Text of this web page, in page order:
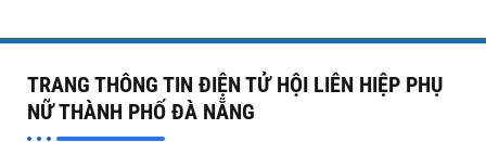
TRANG THÔNG TIN ĐIỆN TỬ HỘI LIÊN HIỆP PHỤ
NỮ THÀNH PHỐ ĐÀ NẴNG